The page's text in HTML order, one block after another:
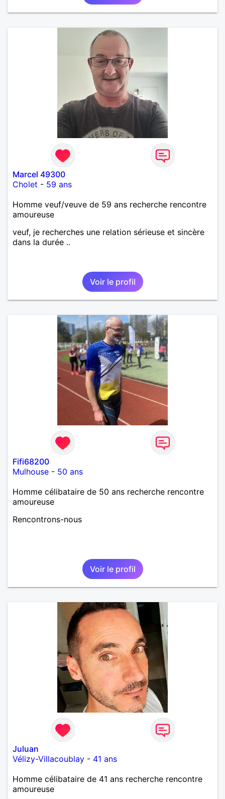
Marcel 49300
Cholet - 59 ans
Homme veuf/veuve de 59 ans recherche rencontre
amoureuse
veuf, je recherches une relation sérieuse et sincère
dans la durée ..
Voir le profil
Fifi68200
Mulhouse - 50 ans
Homme célibataire de 50 ans recherche rencontre
amoureuse
Rencontrons-nous
Voir le profil
Juluan
Vélizy-Villacoublay - 41 ans
Homme célibataire de 41 ans recherche rencontre
amoureuse